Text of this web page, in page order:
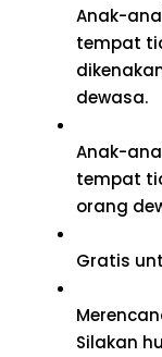
Anak-
tempat
dewasa.
Anak-
tempat
orang
Gratis
Silakan